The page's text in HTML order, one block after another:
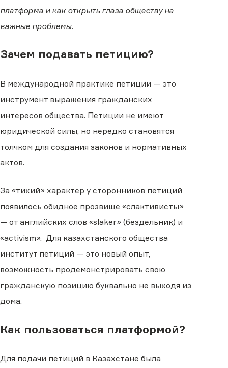
платформа и как открыть глаза обществу на
важные проблемы.
Зачем подавать петицию?
В международной практике петиции — это
инструмент выражения гражданских
интересов общества. Петиции не имеют
юридической силы, но нередко становятся
толчком для создания законов и нормативных
актов.
За «тихий» характер у сторонников петиций
появилось обидное прозвище «слактивисты»
— от английских слов «slaker» (бездельник) и
«activism». Для казахстанского общества
институт петиций — это новый опыт,
возможность продемонстрировать свою
гражданскую позицию буквально не выходя из
дома.
Как пользоваться платформой?
Для подачи петиций в Казахстане была